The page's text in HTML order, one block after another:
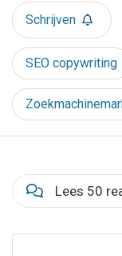
Schrijven
SEO copywriting
Lees 50